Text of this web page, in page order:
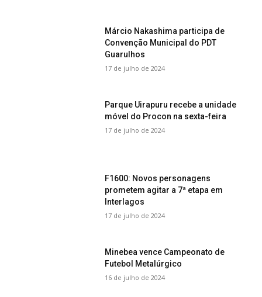
Márcio Nakashima participa de
Convenção Municipal do PDT
Guarulhos
17 de julho de 2024
Parque Uirapuru recebe a unidade
móvel do Procon na sexta-feira
17 de julho de 2024
F1600: Novos personagens
prometem agitar a 7ª etapa em
Interlagos
17 de julho de 2024
Minebea vence Campeonato de
Futebol Metalúrgico
16 de julho de 2024